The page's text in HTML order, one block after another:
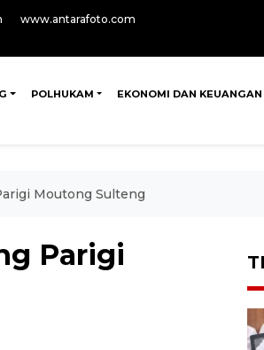
www.antarafoto.com
POLHUKAM EKONOMI DAN KEUANGAN
Moutong Sulteng
Parigi